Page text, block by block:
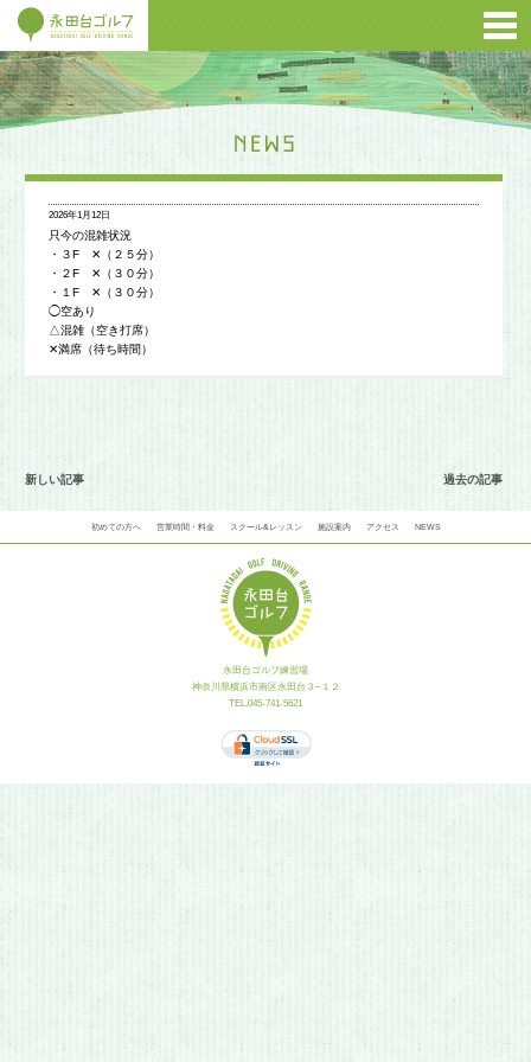
2026年1月12日
只今の混雑状況
・３F ✕（２５分）
・２F ✕（３０分）
・１F ✕（３０分）
◯空あり
△混雑（空き打席）
✕満席（待ち時間）
新しい記事 過去の記事
初めての方へ 営業時間・料金 スクール&レッスン 施設案内 アクセス NEWS
永田台ゴルフ練習場
神奈川県横浜市南区永田台３−１２
TEL.045-741-5621